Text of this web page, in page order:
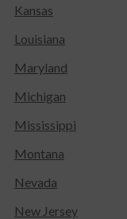
Kansas
Louisiana
Maryland
Michigan
Mississippi
Montana
Nevada
New Jersey